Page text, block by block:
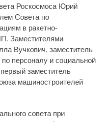
Роскосмоса Юрий
Совета по
в ракетно-
Заместителями
Вучкович, заместитель
персоналу и социальной
заместитель
машиностроителей
совета при